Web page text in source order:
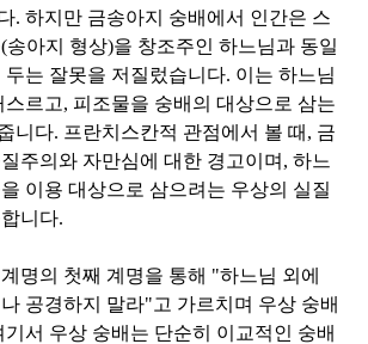
.하지만 금송아지 숭배에서 인간은 스
(송아지 형상)을 창조주인 하느님과 동일
두는 잘못을 저질렀습니다. 이는 하느님
스르고, 피조물을 숭배의 대상으로 삼는
니다. 프란치스칸적 관점에서 볼 때 , 금
주의와 자만심에 대한 경고이며 ,하느
이용 대상으로 삼으려는 우상의 실질
니다.
명의 첫째 계명을 통해 "하느님 외에
공경하지 말라"고 가르치며 우상 숭배
기서 우상 숭배는 단순히 이교적인 숭배